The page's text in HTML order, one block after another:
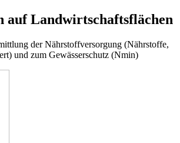
auf Landwirtschaftsflächen
der Nährstoffversorgung (Nährstoffe,
und zum Gewässerschutz (Nmin)